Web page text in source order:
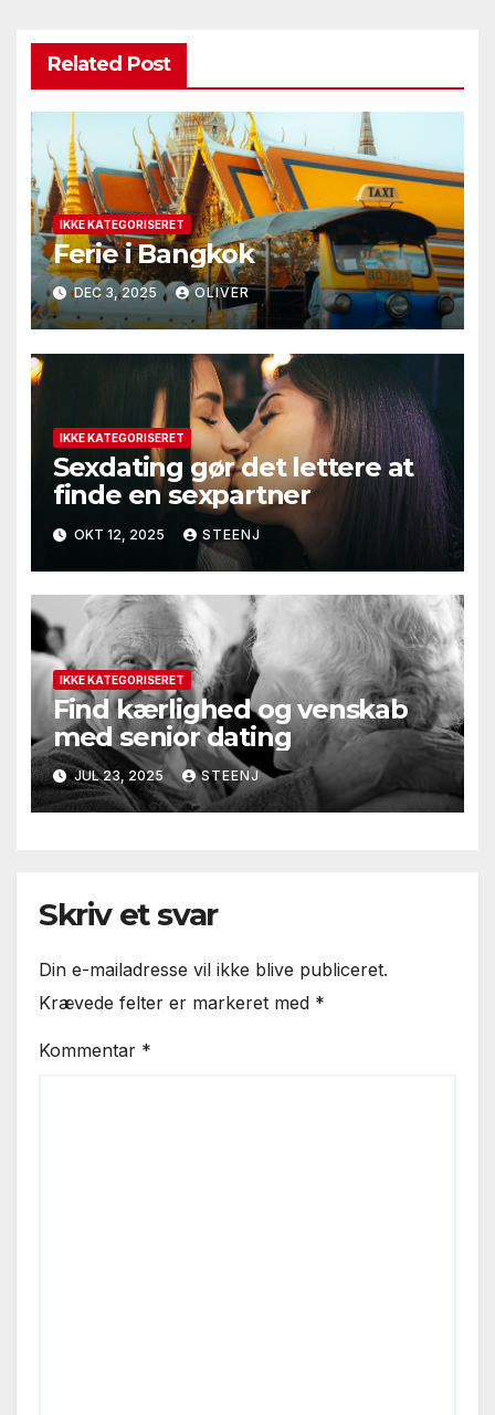
Related Post
IKKE KATEGORISERET
Ferie i Bangkok
DEC 3, 2025 OLIVER
IKKE KATEGORISERET
Sexdating gør det lettere at
finde en sexpartner
OKT 12, 2025 STEENJ
IKKE KATEGORISERET
Find kærlighed og venskab
med senior dating
JUL 23, 2025 STEENJ
Skriv et svar
Din e-mailadresse vil ikke blive publiceret.
Krævede felter er markeret med *
Kommentar *